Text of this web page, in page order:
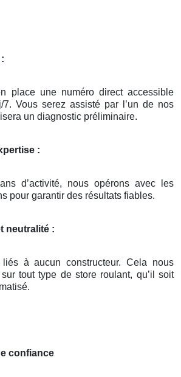
place une numéro direct accessible
Vous serez assisté par l’un de nos
un diagnostic préliminaire.
:
d’activité, nous opérons avec les
pour garantir des résultats fiables.
neutralité :
à aucun constructeur. Cela nous
sur tout type de store roulant, qu’il soit
confiance